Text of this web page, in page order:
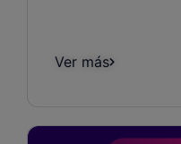
Ver más